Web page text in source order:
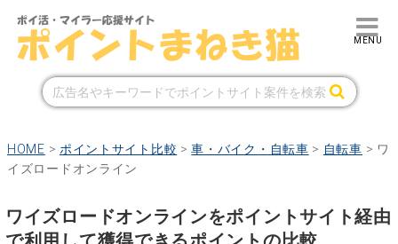
HOME > ポイントサイト比較 >車・バイク・自転車 > 自転車 > ワ
イズロードオンライン
ワイズロードオンラインをポイントサイト経由